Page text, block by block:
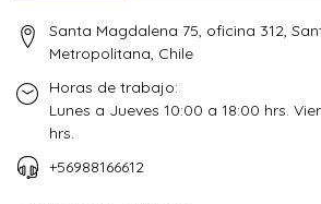
Santa Magdalena 75, oficina 312,
Metropolitana, Chile
Horas de trabajo:
Lunes a Jueves 10:00 a 18:00 hrs.
hrs.
+56988166612